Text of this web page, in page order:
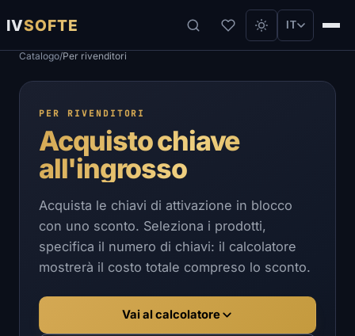
IVSOFTE IT
Catalogo/Per rivenditori
PER RIVENDITORI
Acquisto chiave
all'ingrosso
Acquista le chiavi di attivazione in blocco
con uno sconto. Seleziona i prodotti,
specifica il numero di chiavi: il calcolatore
mostrerà il costo totale compreso lo sconto.
Vai al calcolatore